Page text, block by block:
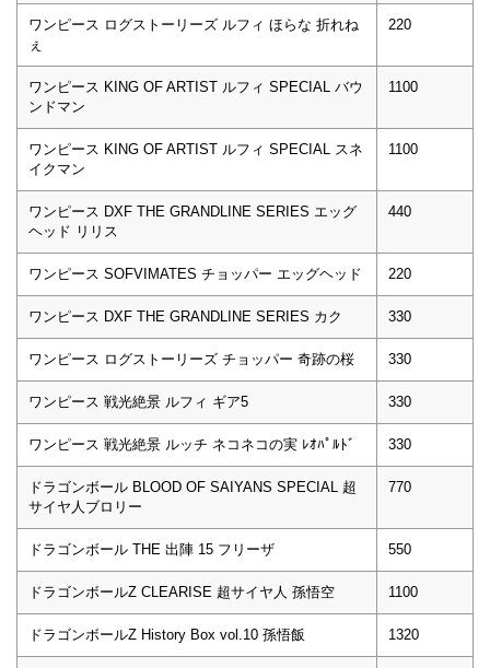
ワンピース ログストーリーズ ルフィ ほらな 折れね
ぇ
220
ワンピース KING OF ARTIST ルフィ SPECIAL バウ
ンドマン
1100
ワンピース KING OF ARTIST ルフィ SPECIAL スネ
イクマン
1100
ワンピース DXF THE GRANDLINE SERIES エッグ
ヘッド リリス
440
ワンピース SOFVIMATES チョッパー エッグヘッド 220
ワンピース DXF THE GRANDLINE SERIES カク 330
ワンピース ログストーリーズ チョッパー 奇跡の桜 330
ワンピース 戦光絶景 ルフィ ギア5 330
ワンピース 戦光絶景 ルッチ ネコネコの実 ﾚｵﾊﾟﾙﾄﾞ 330
ドラゴンボール BLOOD OF SAIYANS SPECIAL 超
サイヤ人ブロリー
770
ドラゴンボール THE 出陣 15 フリーザ 550
ドラゴンボールZ CLEARISE 超サイヤ人 孫悟空 1100
ドラゴンボールZ History Box vol.10 孫悟飯 1320